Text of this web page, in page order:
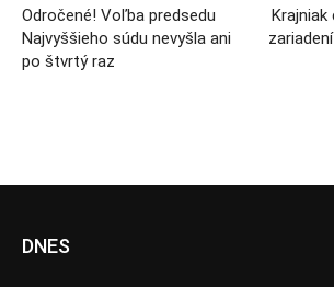
Odročené! Voľba predsedu
Najvyššieho súdu nevyšla ani
po štvrtý raz
Krajniak
DNES